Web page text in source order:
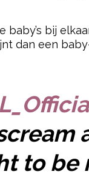
baby’s bij
dan een
to be